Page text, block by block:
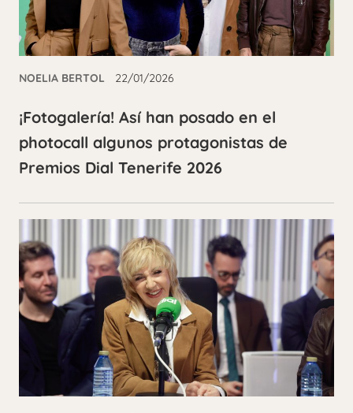
NOELIA BERTOL 22/01/2026
¡Fotogalería! Así han posado en el
photocall algunos protagonistas de
Premios Dial Tenerife 2026